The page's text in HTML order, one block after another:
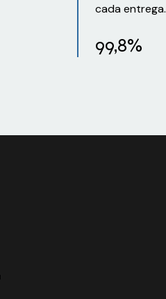
cada entrega.
99,8%